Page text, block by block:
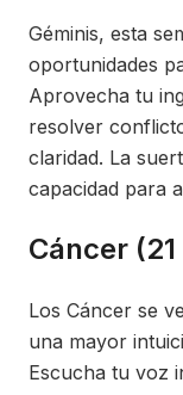
Géminis, esta
oportunidades
Aprovecha tu
resolver
claridad. La
capacidad para
Cáncer
Los Cáncer se
una mayor
Escucha tu voz